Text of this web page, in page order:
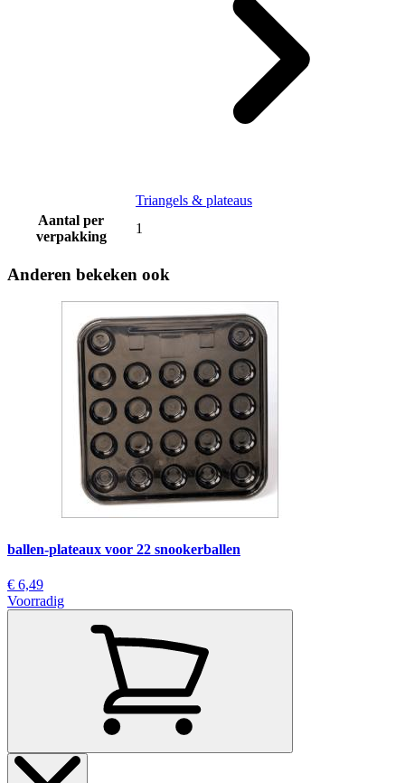
Triangels & plateaus
Aantal per
verpakking
1
Anderen bekeken ook
ballen-plateaux voor 22 snookerballen
€ 6,49
Voorradig